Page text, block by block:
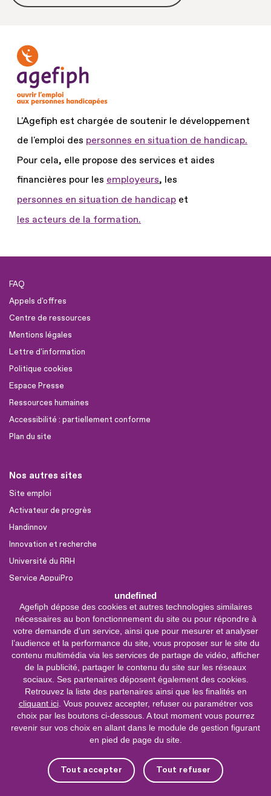
undefined
Agefiph dépose des cookies et autres technologies similaires
nécessaires au bon fonctionnement du site ou pour répondre à
votre demande d’un service, ainsi que pour mesurer et analyser
l’audience et la performance du site, vous proposer sur le site du
contenu multimédia via les services de partage de vidéo, afficher
de la publicité, partager le contenu du site sur les réseaux
sociaux. Ses partenaires déposent également des cookies.
Retrouvez la liste des partenaires ainsi que les finalités en
cliquant ici. Vous pouvez accepter, refuser ou paramétrer vos
choix par les boutons ci-dessous. A tout moment vous pourrez
revenir sur vos choix en allant dans le module de gestion figurant
en pied de page du site.
Tout accepter Tout refuser
L'Agefiph est chargée de soutenir le développement
de l'emploi des personnes en situation de handicap.
Pour cela, elle propose des services et aides
financières pour les employeurs, les
personnes en situation de handicap et
les acteurs de la formation.
FAQ
Appels d'offres
Centre de ressources
Mentions légales
Lettre d'information
Politique cookies
Espace Presse
Ressources humaines
Accessibilité : partiellement conforme
Plan du site
Nos autres sites
Site emploi
Activateur de progrès
Handinnov
Innovation et recherche
Université du RRH
Service AppuiPro
Nous suivre
Youtube
Linkedin
Facebook
0 800 11 10 09
Service &
appel gratuits
Nous contacter
Plateforme de mise en contact LSF